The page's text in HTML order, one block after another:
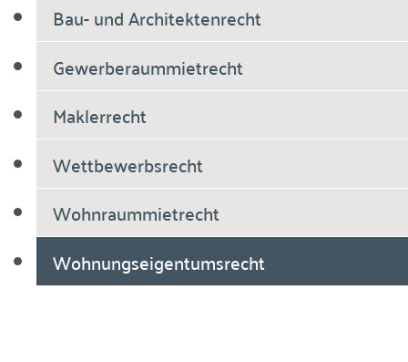
Bau- und Architektenrecht
Gewerberaummietrecht
Maklerrecht
Wettbewerbsrecht
Wohnraummietrecht
Wohnungseigentumsrecht